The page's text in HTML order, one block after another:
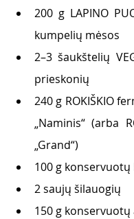
200 g LAPINO
kumpelių mėsos
2–3 šaukštelių
prieskonių
240 g ROKIŠKIO
„Naminis“ (arba
„Grand“)
100 g
2 saujų šilauogių
150 g konservuotų